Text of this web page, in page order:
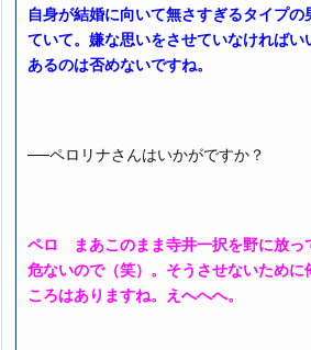
自身が結婚に向いて無さすぎるタイプ
ていて。嫌な思いをさせていなければ
あるのは否めないですね。
──ペロリナさんはいかがですか？
ペロ まあこのまま寺井一択を野に放っ
危ないので（笑）。そうさせないために
ころはありますね。えへへへ。